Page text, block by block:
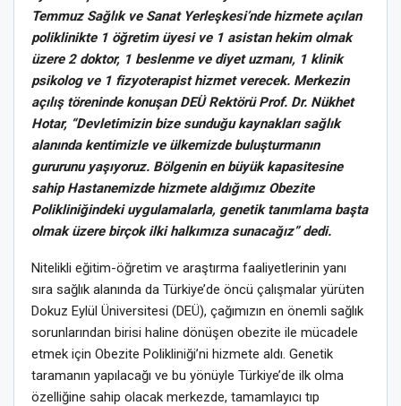
Temmuz Sağlık ve Sanat Yerleşkesi’nde hizmete açılan
poliklinikte 1 öğretim üyesi ve 1 asistan hekim olmak
üzere 2 doktor, 1 beslenme ve diyet uzmanı, 1 klinik
psikolog ve 1 fizyoterapist hizmet verecek. Merkezin
açılış töreninde konuşan DEÜ Rektörü Prof. Dr. Nükhet
Hotar, “Devletimizin bize sunduğu kaynakları sağlık
alanında kentimizle ve ülkemizde buluşturmanın
gururunu yaşıyoruz. Bölgenin en büyük kapasitesine
sahip Hastanemizde hizmete aldığımız Obezite
Polikliniğindeki uygulamalarla, genetik tanımlama başta
olmak üzere birçok ilki halkımıza sunacağız” dedi.
Nitelikli eğitim-öğretim ve araştırma faaliyetlerinin yanı
sıra sağlık alanında da Türkiye’de öncü çalışmalar yürüten
Dokuz Eylül Üniversitesi (DEÜ), çağımızın en önemli sağlık
sorunlarından birisi haline dönüşen obezite ile mücadele
etmek için Obezite Polikliniği’ni hizmete aldı. Genetik
taramanın yapılacağı ve bu yönüyle Türkiye’de ilk olma
özelliğine sahip olacak merkezde, tamamlayıcı tıp